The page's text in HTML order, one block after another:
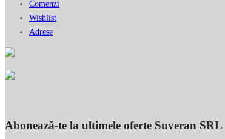
Comenzi
Wishlist
Adrese
Abonează-te la ultimele oferte Suveran SRL